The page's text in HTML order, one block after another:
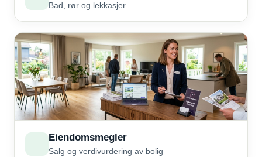
Bad, rør og lekkasjer
Eiendomsmegler
Salg og verdivurdering av bolig